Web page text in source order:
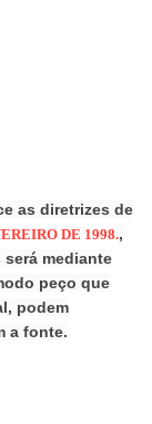
as diretrizes de
DE 1998.,
mediante
peço que
podem
a fonte.